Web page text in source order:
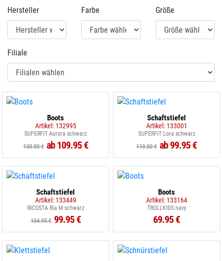
Hersteller Farbe Größe
Filiale
Boots
Artikel: 132995
SUPERFIT Aurora schwarz
130.00 € ab 109.95 €
Schaftstiefel
Artikel: 133001
SUPERFIT Lora schwarz
110.00 € ab 99.95 €
Schaftstiefel
Artikel: 133449
RICOSTA Ria M schwarz
104.95 € 99.95 €
Boots
Artikel: 133164
TROLLKIDS navy
69.95 €